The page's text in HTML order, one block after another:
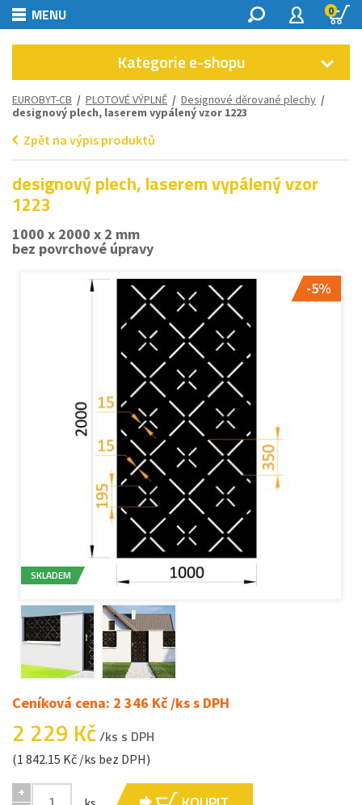
MENU 0
Kategorie e-shopu
EUROBYT-CB / PLOTOVÉ VÝPLNĚ / Designové děrované plechy /
designový plech, laserem vypálený vzor 1223
Zpět na výpis produktů
designový plech, laserem vypálený vzor
1223
1000 x 2000 x 2 mm
bez povrchové úpravy
-5%
SKLADEM
Ceníková cena: 2 346 Kč /ks s DPH
2 229 Kč/ks s DPH
(1 842.15 Kč /ks bez DPH)
+